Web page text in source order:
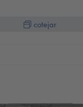
cotejar